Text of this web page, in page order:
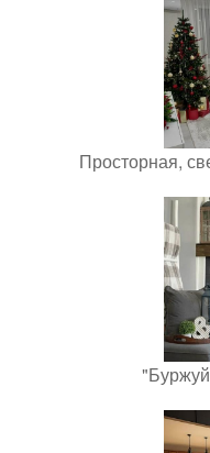
Просторная,